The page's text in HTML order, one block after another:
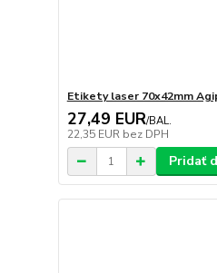
Etikety laser 70x42mm
27,49 EUR/BAL.
22,35 EUR bez DPH
Pridať